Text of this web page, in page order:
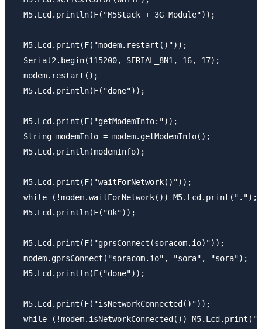
  M5.Lcd.println(F("M5Stack + 3G Module"));
  M5.Lcd.print(F("modem.restart()"));
  Serial2.begin(115200, SERIAL_8N1, 16, 17);
  modem.restart();
  M5.Lcd.println(F("done"));
  M5.Lcd.print(F("getModemInfo:"));
  String modemInfo = modem.getModemInfo();
  M5.Lcd.println(modemInfo);
  M5.Lcd.print(F("waitForNetwork()"));
  while (!modem.waitForNetwork()) M5.Lcd.print(".");
  M5.Lcd.println(F("Ok"));
  M5.Lcd.print(F("gprsConnect(soracom.io)"));
  modem.gprsConnect("soracom.io", "sora", "sora");
  M5.Lcd.println(F("done"));
  M5.Lcd.print(F("isNetworkConnected()"));
while (!modem.isNetworkConnected())